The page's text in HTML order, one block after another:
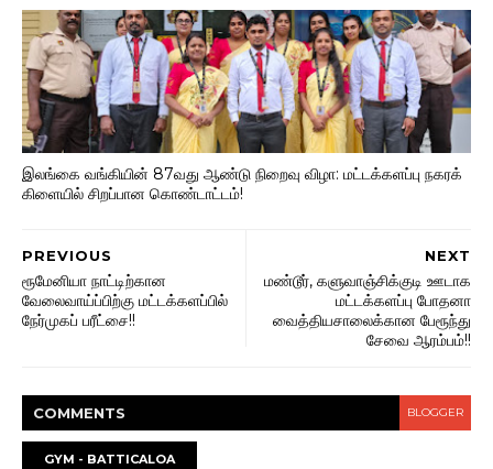
இலங்கை வங்கியின் 87வது ஆண்டு நிறைவு விழா: மட்டக்களப்பு நகரக்
கிளையில் சிறப்பான கொண்டாட்டம்!
NEXT
மண்டூர், களுவாஞ்சிக்குடி ஊடாக
மட்டக்களப்பு போதனா
வைத்தியசாலைக்கான பேரூந்து
சேவை ஆரம்பம்!!
PREVIOUS
ரூமேனியா நாட்டிற்கான
வேலைவாய்ப்பிற்கு மட்டக்களப்பில்
நேர்முகப் பரீட்சை!!
COMMENTS BLOGGER
GYM - BATTICALOA